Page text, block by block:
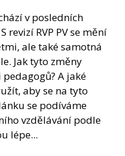
v posledních
revizí RVP PV se mění
ale také samotná
Jak tyto změny
A jaké
aby se na tyto
se podíváme
vzdělávání podle
lépe...